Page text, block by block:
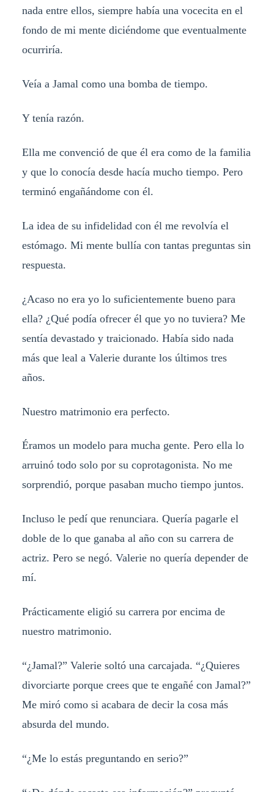
nada entre ellos, siempre había una vocecita en el
fondo de mi mente diciéndome que eventualmente
ocurriría.
Veía a Jamal como una bomba de tiempo.
Y tenía razón.
Ella me convenció de que él era como de la familia
y que lo conocía desde hacía mucho tiempo. Pero
terminó engañándome con él.
La idea de su infidelidad con él me revolvía el
estómago. Mi mente bullía con tantas preguntas sin
respuesta.
¿Acaso no era yo lo suficientemente bueno para
ella? ¿Qué podía ofrecer él que yo no tuviera? Me
sentía devastado y traicionado. Había sido nada
más que leal a Valerie durante los últimos tres
años.
Nuestro matrimonio era perfecto.
Éramos un modelo para mucha gente. Pero ella lo
arruinó todo solo por su coprotagonista. No me
sorprendió, porque pasaban mucho tiempo juntos.
Incluso le pedí que renunciara. Quería pagarle el
doble de lo que ganaba al año con su carrera de
actriz. Pero se negó. Valerie no quería depender de
mí.
Prácticamente eligió su carrera por encima de
nuestro matrimonio.
“¿Jamal?” Valerie soltó una carcajada. “¿Quieres
divorciarte porque crees que te engañé con Jamal?”
Me miró como si acabara de decir la cosa más
absurda del mundo.
“¿Me lo estás preguntando en serio?”